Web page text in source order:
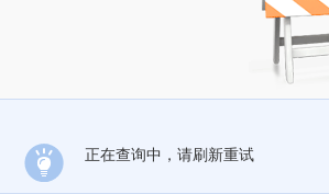
正在查询中，请刷新重试